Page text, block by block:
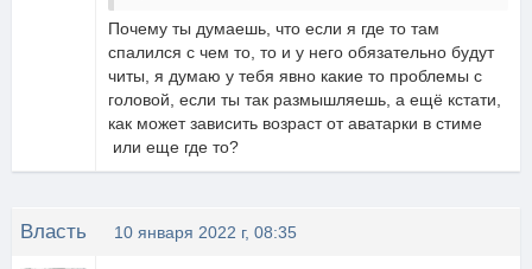
Почему ты думаешь, что если я где то там
спалился с чем то, то и у него обязательно будут
читы, я думаю у тебя явно какие то проблемы с
головой, если ты так размышляешь, а ещё кстати,
как может зависить возраст от аватарки в стиме
или еще где то?
Власть 10 января 2022 г, 08:35